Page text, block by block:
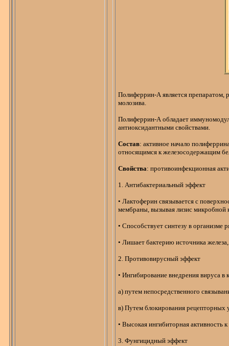
Полиферрин-А является препаратом,
молозива.
Полиферрин-А обладает
антиоксидантными свойствами.
Состав: активное начало
относящимся к железосодержащим
Свойства:противоинфекционная
1. Антибактериальный эффект
•Лактоферин связывается с
мембраны, вызывая лизис микробной
• Способствует синтезу в организме
• Лишает бактерию источника
2. Противовирусный эффект
• Ингибирование внедрения вируса в
а) путем непосредственного
в) Путем блокирования рецепторных
• Высокая ингибиторная активность
3.Фунгицидный эффект